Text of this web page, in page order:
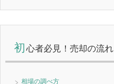
初 心者必見！売却の流れ
相場の調べ方